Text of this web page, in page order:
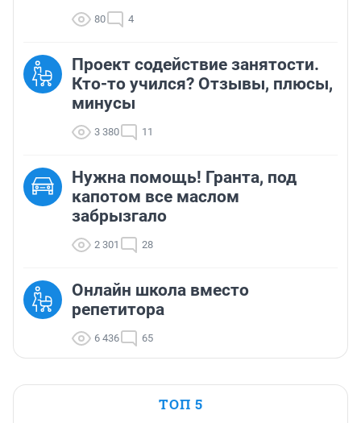
80 4
Проект содействие занятости.
Кто-то учился? Отзывы, плюсы,
минусы
3 380 11
Нужна помощь! Гранта, под
капотом все маслом
забрызгало
2 301 28
Онлайн школа вместо
репетитора
6 436 65
ТОП 5